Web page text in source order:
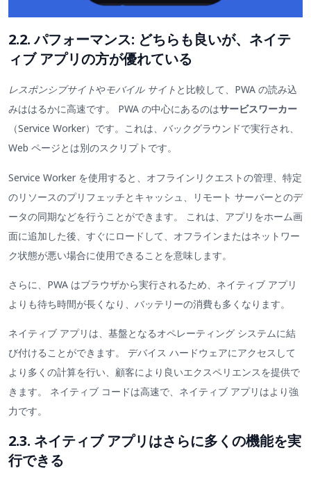
2.2. パフォーマンス: どちらも良いが、ネイテ
ィブ アプリの方が優れている
レスポンシブサイトやモバイル サイト と比較して、PWA の読み込
みははるかに高速です。 PWA の中心にあるのはサービスワーカー
（Service Worker）です。これは、バックグラウンドで実行され、
Web ページとは別のスクリプトです。
Service Worker を使用すると、オフラインリクエストの管理、特定
のリソースのプリフェッチとキャッシュ、リモート サーバーとのデ
ータの同期などを行うことができます。 これは、アプリをホーム画
面に追加した後、すぐにロードして、オフラインまたはネットワー
ク状態が悪い場合に使用できることを意味します。
さらに、PWA はブラウザから実行されるため、ネイティブ アプリ
よりも待ち時間が長くなり、バッテリーの消費も多くなります。
ネイティブ アプリは、基盤となるオペレーティング システムに結
び付けることができます。 デバイス ハードウェアにアクセスして
より多くの計算を行い、顧客により良いエクスペリエンスを提供で
きます。 ネイティブ コードは高速で、ネイティブ アプリはより強
力です。
2.3. ネイティブ アプリはさらに多くの機能を実
行できる